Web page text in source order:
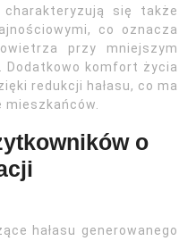
się także
co oznacza
przy mniejszym
Dodatkowo komfort życia
redukcji hałasu, co ma
mieszkańców.
o
hałasu generowanego